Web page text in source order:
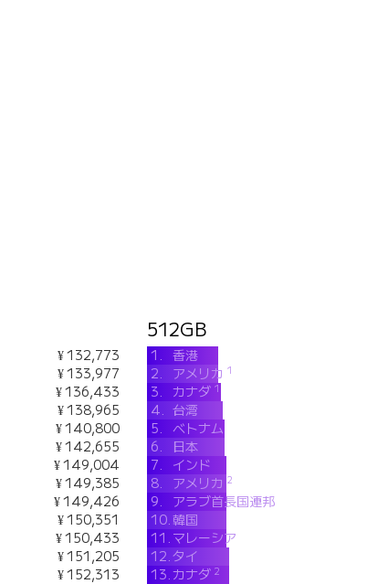
¥ 132,773
¥ 133,977
¥ 136,433
¥ 138,965
¥ 140,800
¥ 142,655
¥ 149,004
¥ 149,385
¥ 149,426
¥ 150,351
¥ 150,433
¥ 151,205
¥ 152,313
512GB
1. 香港
2.
アメリカ 1
3.
カナダ 1
4. 台湾
5.
ベトナム
6.
日本
7.
インド
8.
アメリカ 2
9.
アラブ首長国連邦
10.韓国
11. マレーシア
12.タイ
13.カナダ 2